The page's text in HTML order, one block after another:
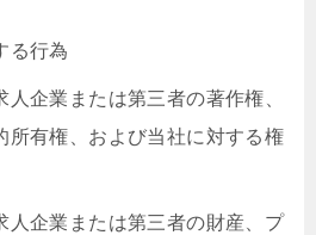
る行為
企業または第三者の著作権、
所有権、および当社に対する権
人企業または第三者の財産、プ